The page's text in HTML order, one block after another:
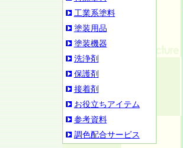
工業系塗料
塗装用品
塗装機器
洗浄剤
保護剤
接着剤
お役立ちアイテム
参考資料
調色配合サービス